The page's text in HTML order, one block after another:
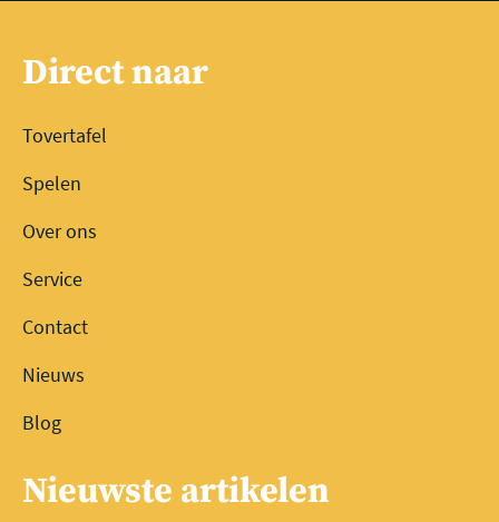
Direct naar
Tovertafel
Spelen
Over ons
Service
Contact
Nieuws
Blog
Nieuwste artikelen